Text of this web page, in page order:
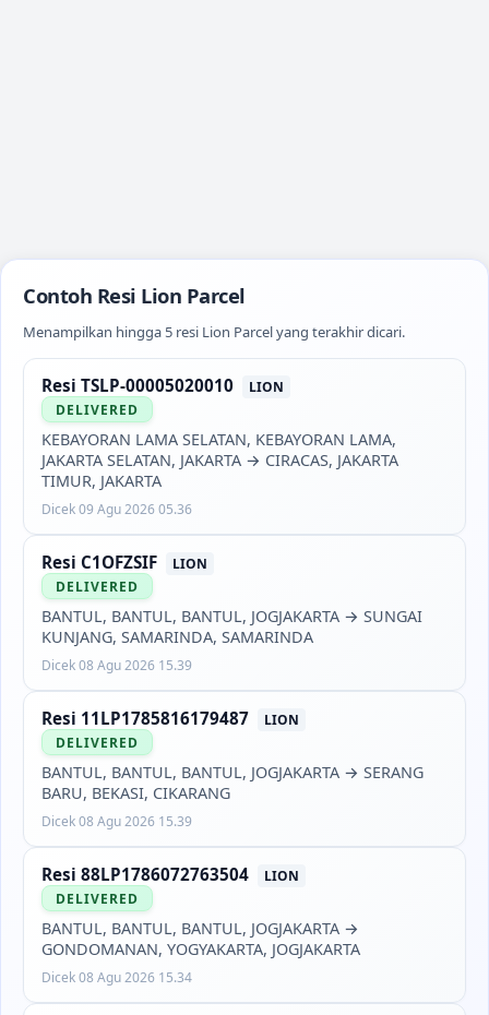
Contoh Resi Lion Parcel
Menampilkan hingga 5 resi Lion Parcel yang terakhir dicari.
Resi TSLP-00005020010
LION
DELIVERED
KEBAYORAN LAMA SELATAN, KEBAYORAN LAMA,
JAKARTA SELATAN, JAKARTA → CIRACAS, JAKARTA
TIMUR, JAKARTA
Dicek09 Agu 2026 05.36
Resi C1OFZSIF
LION
DELIVERED
BANTUL, BANTUL, BANTUL, JOGJAKARTA → SUNGAI
KUNJANG, SAMARINDA, SAMARINDA
Dicek08 Agu 2026 15.39
Resi 11LP1785816179487
LION
DELIVERED
BANTUL, BANTUL, BANTUL, JOGJAKARTA → SERANG
BARU, BEKASI, CIKARANG
Dicek08 Agu 2026 15.39
Resi 88LP1786072763504
LION
DELIVERED
BANTUL, BANTUL, BANTUL, JOGJAKARTA →
GONDOMANAN, YOGYAKARTA, JOGJAKARTA
Dicek08 Agu 2026 15.34